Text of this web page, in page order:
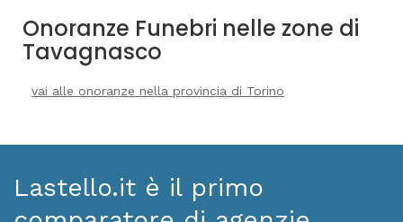
Onoranze Funebri nelle zone di
Tavagnasco
vai alle onoranze nella provincia di Torino
Lastello.it è il primo